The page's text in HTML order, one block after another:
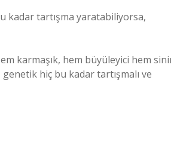
kadar tartışma yaratabiliyorsa,
karmaşık, hem büyüleyici hem
hiç bu kadar tartışmalı ve